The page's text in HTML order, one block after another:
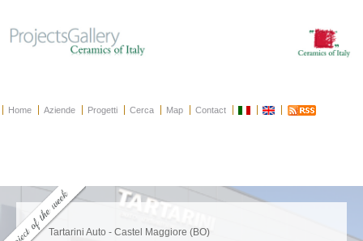
Home Aziende Progetti Cerca Map Contact
Tartarini Auto - Castel Maggiore (BO)